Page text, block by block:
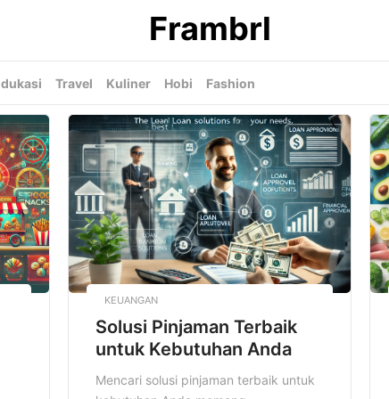
Frambrl
Travel Kuliner Hobi Fashion
KEUANGAN
Solusi Pinjaman Terbaik
untuk Kebutuhan Anda
Mencari solusi pinjaman terbaik untuk